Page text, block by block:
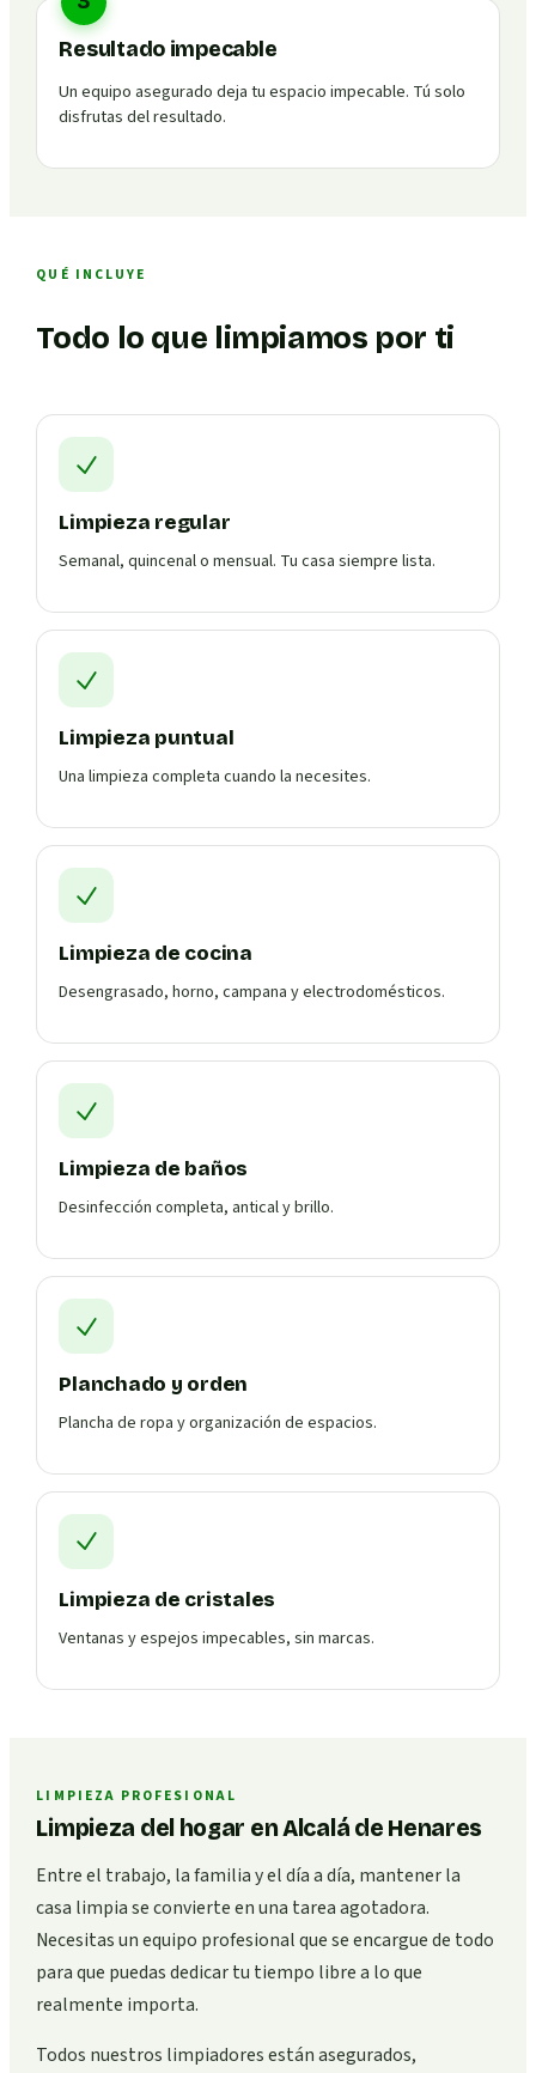
Resultado impecable
Un equipo asegurado deja tu espacio impecable. Tú solo
disfrutas del resultado.
QUÉ INCLUYE
Todo lo que limpiamos por ti
Limpieza regular
Semanal, quincenal o mensual. Tu casa siempre lista.
Limpieza puntual
Una limpieza completa cuando la necesites.
Limpieza de cocina
Desengrasado, horno, campana y electrodomésticos.
Limpieza de baños
Desinfección completa, antical y brillo.
Planchado y orden
Plancha de ropa y organización de espacios.
Limpieza de cristales
Ventanas y espejos impecables, sin marcas.
LIMPIEZA PROFESIONAL
Limpieza del hogar en Alcalá de Henares
Entre el trabajo, la familia y el día a día, mantener la
casa limpia se convierte en una tarea agotadora.
Necesitas un equipo profesional que se encargue de todo
para que puedas dedicar tu tiempo libre a lo que
realmente importa.
Todos nuestros limpiadores están asegurados,